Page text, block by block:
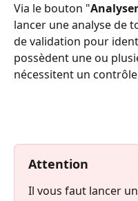
Via le bouton "Analyser
lancer une analyse de
de validation pour
possèdent une ou
nécessitent un
Attention
Il vous faut lancer